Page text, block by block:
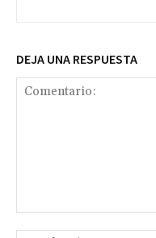
DEJA UNA RESPUESTA